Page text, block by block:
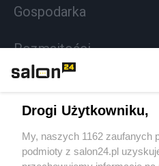
Gospodarka
Rozmaitości
Sport
Społeczeństwo
Drogi Użytkowniku,
My, naszych 1162 zaufanych
podmioty z salon24.pl